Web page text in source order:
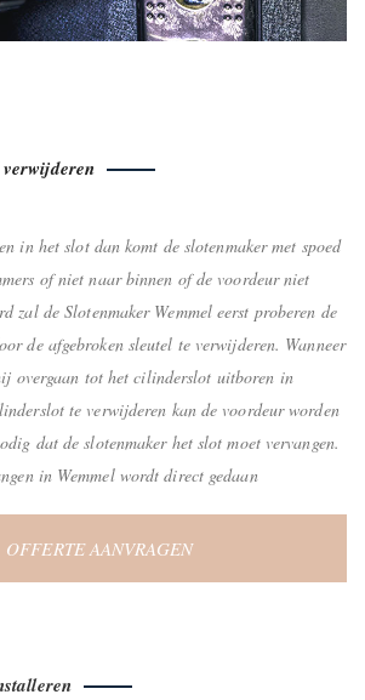
in het slot dan komt de slotenmaker met spoed
of niet naar binnen of de voordeur niet
zal de Slotenmaker Wemmel eerst proberen de
de afgebroken sleutel te verwijderen. Wanneer
overgaan tot het cilinderslot uitboren in
te verwijderen kan de voordeur worden
dat de slotenmaker het slot moet vervangen.
in Wemmel wordt direct gedaan
OFFERTE AANVRAGEN